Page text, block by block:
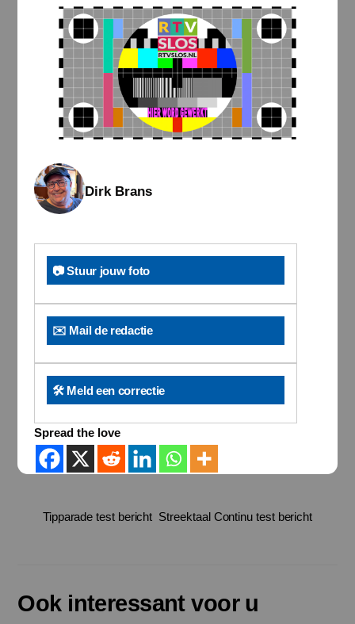
Dirk Brans
📷 Stuur jouw foto
✉️ Mail de redactie
🛠️ Meld een correctie
Spread the love
Tipparade test bericht Streektaal Continu test bericht
Ook interessant voor u